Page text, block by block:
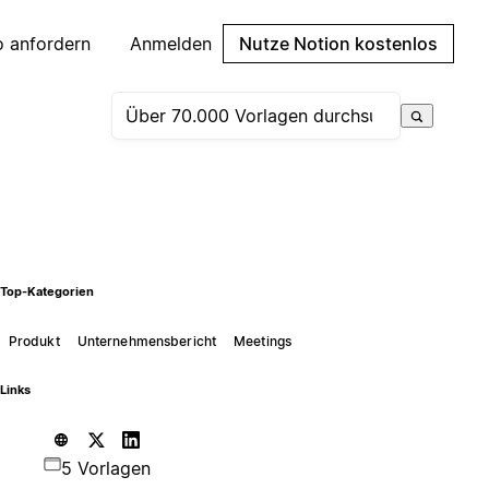
anfordern Anmelden Nutze Notion kostenlos
Top-Kategorien
Produkt Unternehmensbericht Meetings
Links
5 Vorlagen